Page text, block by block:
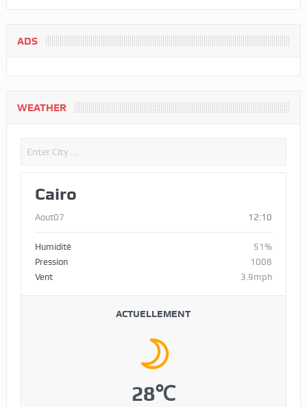
ADS
WEATHER
Cairo
Aout07 12:10
Humidité
51%
Pression
1008
Vent
3.9mph
ACTUELLEMENT
28℃